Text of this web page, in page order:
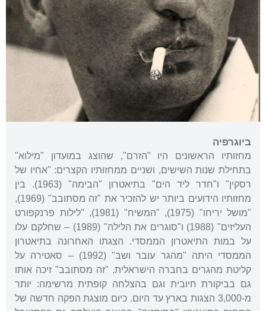
ביוגרפיה
מחזותיו הראשונים היו "הזרם", שהוצג במועדון "מילוא"
בתחילת שנות השישים, ושניים ממחזותיו הקצרים: "אחיו של
רסקין" ו"חדר ליד הים" בתיאטרון "הבימה" (1963). בין
מחזותיו הידועים ביותר יש להזכיר את "זה מסתובב" (1969),
"מושל יריחו" (1975), "המשיח" (1981), "לילות פרנקפורט
העליזים" (1988) ו"סוגרים את הלילה" (1989) – שחלקם עלו
על במות התיאטרון הממסדי. הצגתו האחרונה בתיאטרון
הממסדי היתה "מהגר עובר ושב" (1992) – סאטירה על
קליטת מהגרים בחברה הישראלית. "זה מסתובב" זיכה אותו
גם בביקורת חיובית וגם בהצלחה קופתית מרשימה: יותר
מ-3,000 הצגות בארץ עד היום. כיום מוצגת הפקה חדשה של